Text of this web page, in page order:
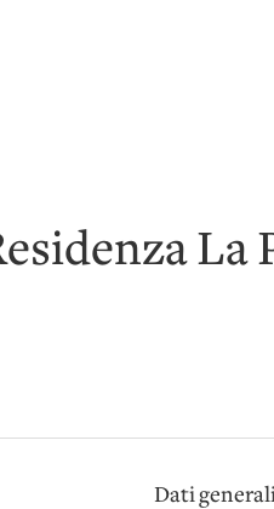
La
Dati